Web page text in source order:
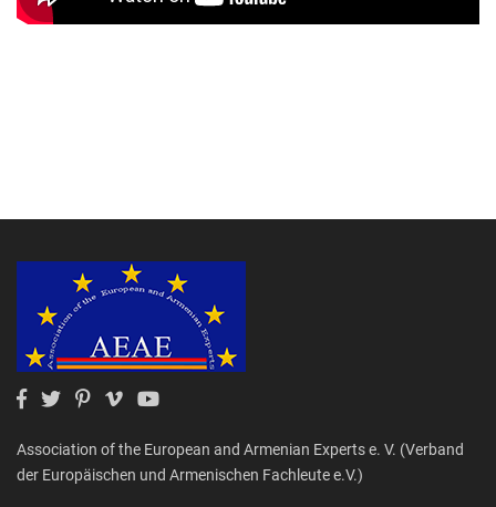
Association of the European and Armenian Experts e. V. (Verband
der Europäischen und Armenischen Fachleute e.V.)